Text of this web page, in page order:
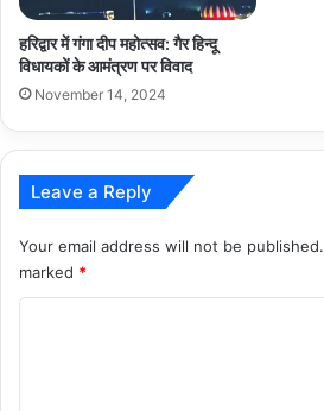
हरिद्वार में गंगा दीप महोत्सव: गैर हिन्दू
विधायकों के आमंत्रण पर विवाद
November 14, 2024
Leave a Reply
Your email address will not be published.
marked *